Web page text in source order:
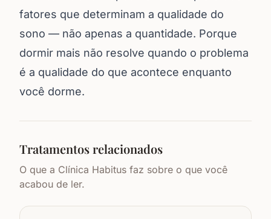
fatores que determinam a qualidade do
sono — não apenas a quantidade. Porque
dormir mais não resolve quando o problema
é a qualidade do que acontece enquanto
você dorme.
Tratamentos relacionados
O que a Clínica Habitus faz sobre o que você
acabou de ler.